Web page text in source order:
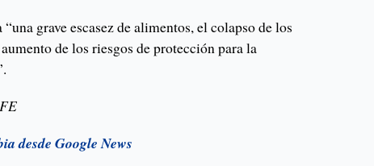
grave escasez de alimentos, el colapso de los
de los riesgos de protección para la
desde Google News